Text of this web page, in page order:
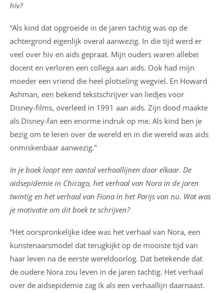
hiv?
“Als kind dat opgroeide in de jaren tachtig was op de
achtergrond eigenlijk overal aanwezig. In die tijd werd er
veel over hiv en aids gepraat. Mijn ouders waren allebei
docent en verloren een collega aan aids. Ook had mijn
moeder een vriend die heel plotseling wegviel. En Howard
Ashman, een bekend tekstschrijver van liedjes voor
Disney-films, overleed in 1991 aan aids. Zijn dood maakte
als Disney-fan een enorme indruk op me. Als kind ben je
bezig om te leren over de wereld en in die wereld was aids
onmiskenbaar aanwezig.”
In je boek loopt een aantal verhaallijnen door elkaar. De
aidsepidemie in Chicago, het verhaal van Nora in de jaren
twintig en het verhaal van Fiona in het Parijs van nu. Wat was
je motivatie om dit boek te schrijven?
“Het oorspronkelijke idee was het verhaal van Nora, een
kunstenaarsmodel dat terugkijkt op de mooiste tijd van
haar leven na de eerste wereldoorlog. Dat betekende dat
de oudere Nora zou leven in de jaren tachtig. Het verhaal
over de aidsepidemie zag ik als een verhaallijn daarnaast.